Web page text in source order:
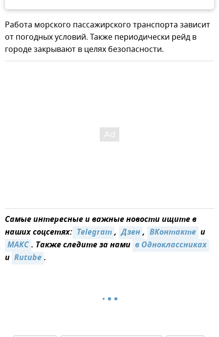
Работа морского пассажирского транспорта зависит
от погодных условий. Также периодически рейд в
городе закрывают в целях безопасности.
Самые интересные и важные новости ищите в
наших соцсетях: Telegram, Дзен, ВКонтакте и
MAКС. Также следите за нами в Одноклассниках
и Rutube.